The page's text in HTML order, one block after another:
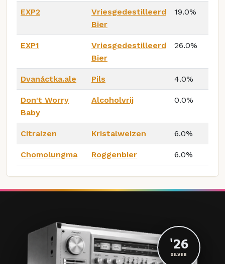
EXP2
Vriesgedestilleerd
Bier
19.0%
EXP1
Vriesgedestilleerd
Bier
26.0%
Dvanáctka.ale Pils 4.0%
Don't Worry
Baby
Alcoholvrij 0.0%
Citraizen Kristalweizen 6.0%
Chomolungma Roggenbier 6.0%
'26
SILVER